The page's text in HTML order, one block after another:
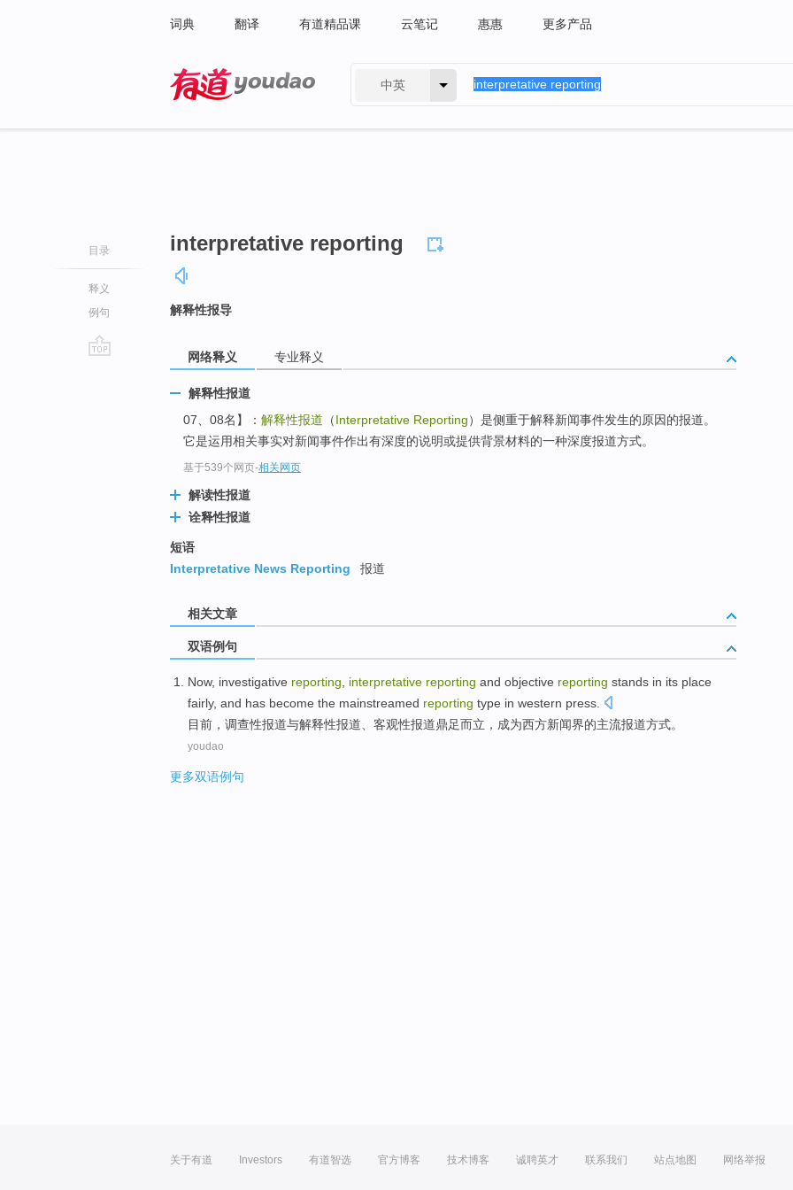
词典 翻译 有道精品课 云笔记 惠惠 更多产品
中英
目录
释义
例句
interpretative reporting
解释性报导
网络释义 专业释义
解释性报道
07、08名】： 解释性报道 （Interpretative Reporting）是侧重于解释新闻事件发生的原因的报道。
它是运用相关事实对新闻事件作出有深度的说明或提供背景材料的一种深度报道方式。
基于539个网页-相关网页
解读性报道
诠释性报道
短语
Interpretative News Reporting
报道
相关文章
双语例句
Now, investigative reporting interpretative reporting and objective reporting stands in its place
fairly, and has become the mainstreamed reporting type in western press
目前 ， 调查性报道与解释性报道、 客观性报道鼎足而立， 成为西方新闻界的主流报道方式。
youdao
更多双语例句
关于有道 Investors 有道智选 官方博客 技术博客 诚聘英才 联系我们 站点地图 网络举报